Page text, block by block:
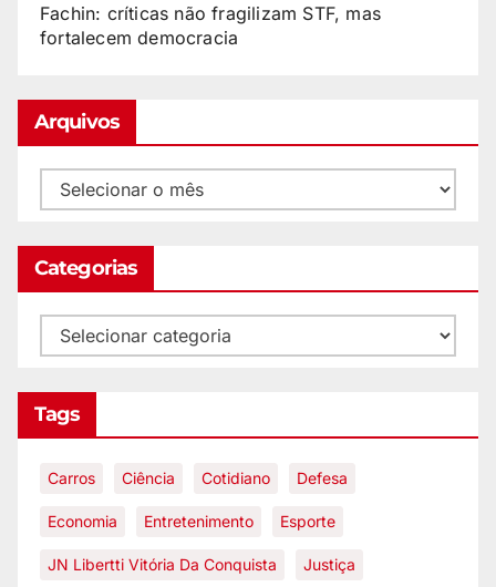
Fachin: críticas não fragilizam STF, mas
fortalecem democracia
Arquivos
Categorias
Tags
Carros Ciência Cotidiano Defesa
Economia Entretenimento Esporte
JN Libertti Vitória Da Conquista Justiça